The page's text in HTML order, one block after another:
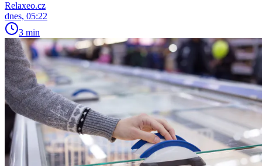
Relaxeo.cz
dnes, 05:22
3 min